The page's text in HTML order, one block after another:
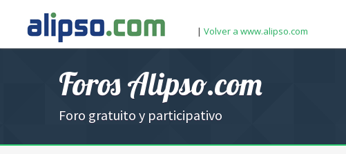
| Volver a www.alipso.com
Foros Alipso.com
Foro gratuito y participativo